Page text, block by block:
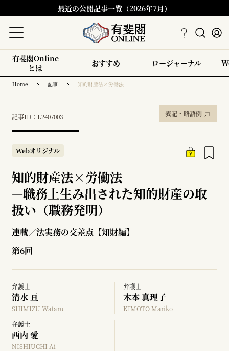
最近の公開記事一覧（2026年7月）
有斐閣Online
とは
おすすめ ロージャーナル
Home 記事 知的財産法×労働法
記事ID：L2407003 表記・略語例
Webオリジナル
知的財産法×労働法
—職務上生み出された知的財産の取
扱い（職務発明）
連載／法実務の交差点【知財編】
第6回
弁護士
清水 亘
SHIMIZU Wataru
弁護士
木本 真理子
KIMOTO Mariko
弁護士
西内 愛
NISHIUCHI Ai